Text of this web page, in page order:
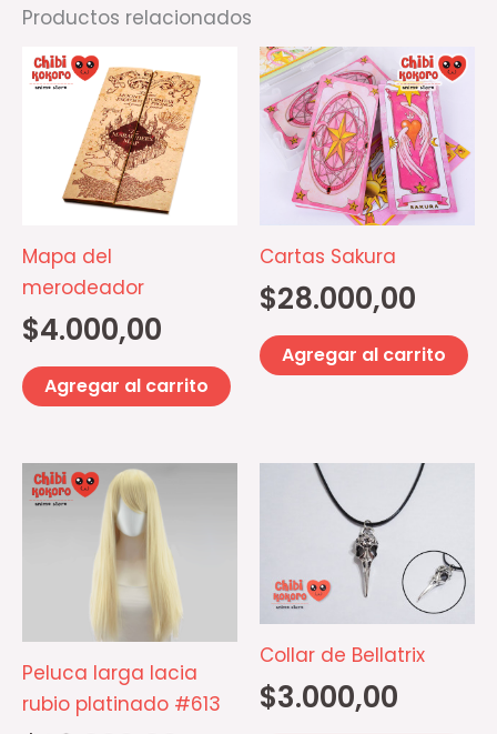
Productos relacionados
Mapa del
merodeador
$4.000,00
Agregar al carrito
Cartas Sakura
$28.000,00
Agregar al carrito
Peluca larga lacia
rubio platinado #613
Collar de Bellatrix
$3.000,00